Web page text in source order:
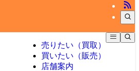
売りたい（買取）
買いたい（販売）
店舗案内